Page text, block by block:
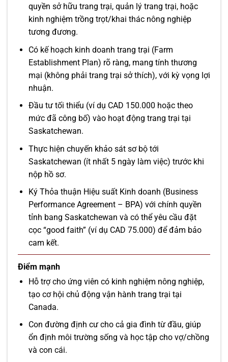
quyền sở hữu trang trại, quản lý trang trại, hoặc
kinh nghiệm trồng trọt/khai thác nông nghiệp
tương đương.
Có kế hoạch kinh doanh trang trại (Farm
Establishment Plan) rõ ràng, mang tính thương
mại (không phải trang trại sở thích), với kỳ vọng lợi
nhuận.
Đầu tư tối thiểu (ví dụ CAD 150.000 hoặc theo
mức đã công bố) vào hoạt động trang trại tại
Saskatchewan.
Thực hiện chuyến khảo sát sơ bộ tới
Saskatchewan (ít nhất 5 ngày làm việc) trước khi
nộp hồ sơ.
Ký Thỏa thuận Hiệu suất Kinh doanh (Business
Performance Agreement – BPA) với chính quyền
tỉnh bang Saskatchewan và có thể yêu cầu đặt
cọc “good faith” (ví dụ CAD 75.000) để đảm bảo
cam kết.
Điểm mạnh
Hỗ trợ cho ứng viên có kinh nghiệm nông nghiệp,
tạo cơ hội chủ động vận hành trang trại tại
Canada.
Con đường định cư cho cả gia đình từ đầu, giúp
ổn định môi trường sống và học tập cho vợ/chồng
và con cái.